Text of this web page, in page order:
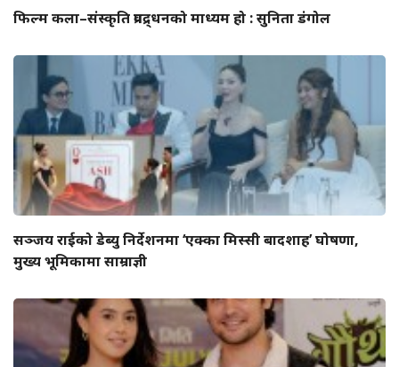
फिल्म कला–संस्कृति प्रवद्र्धनको माध्यम हो : सुनिता डंगोल
सञ्जय राईको डेब्यु निर्देशनमा ‘एक्का मिस्सी बादशाह’ घोषणा,
मुख्य भूमिकामा साम्राज्ञी